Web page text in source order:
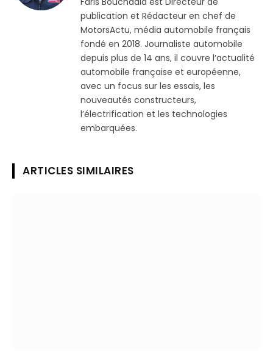
publication et Rédacteur en chef de
MotorsActu, média automobile français
fondé en 2018. Journaliste automobile
depuis plus de 14 ans, il couvre l’actualité
automobile française et européenne,
avec un focus sur les essais, les
nouveautés constructeurs,
l’électrification et les technologies
embarquées.
ARTICLES SIMILAIRES